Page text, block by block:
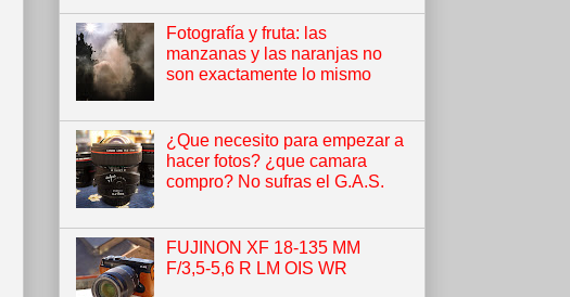
Fotografía y fruta: las
manzanas y las naranjas no
son exactamente lo mismo
¿Que necesito para empezar a
hacer fotos? ¿que camara
compro? No sufras el G.A.S.
FUJINON XF 18-135 MM
F/3,5-5,6 R LM OIS WR